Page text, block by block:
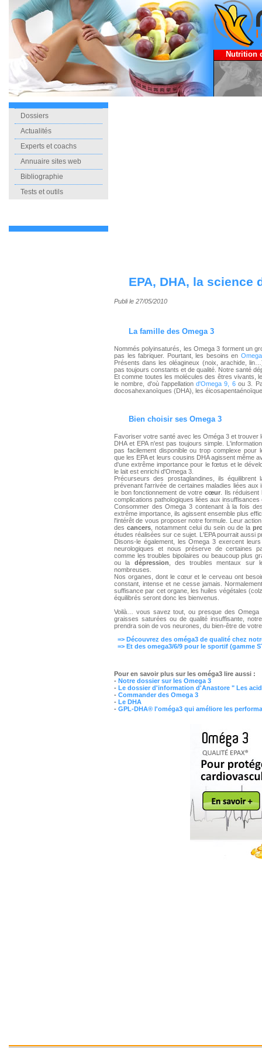
Nutrition
Dossiers
Actualités
Experts et coachs
Annuaire sites web
Bibliographie
Tests et outils
EPA, DHA, la science
Publi le 27/05/2010
La famille des Omega 3
Nommés polyinsaturés, les Omega 3 forment un
pas les fabriquer. Pourtant, les besoins en
Présents dans les oléagineux (noix, arachide,
pas toujours constants et de qualité. Notre santé
Et comme toutes les molécules des êtres vivants,
le nombre, d'où l'appellationd'Omega 9, 6ou 3.
docosahexanoïques (DHA), les
Bien choisir ses Omega 3
Favoriser votre santé avec les Oméga 3 et trouver
DHA et EPA n'est pas toujours simple.
pas facilement disponible ou trop complexe pour
que les EPA et leurs cousins DHA agissent même
d'une extrême importance pour le fœtus et le
le lait est enrichi d'Omega 3.
Précurseurs des prostaglandines, ils équilibrent
prévenant l'arrivée de certaines maladies liées aux
le bon fonctionnement de votre cœur. Ils réduisent
complications pathologiques liées aux insuffisances
Consommer des Omega 3 contenant à la fois
extrême importance, ils agissent ensemble plus
l'intérêt de vous proposer notre formule. Leur
des cancers, notamment celui du sein ou de la
études réalisées sur ce sujet. L'EPA pourrait aussi
Disons-le également, les Omega 3 exercent
neurologiques et nous préserve de certaines
comme les troubles bipolaires ou beaucoup plus
ou la dépression , des troubles mentaux sur
nombreuses.
Nos organes, dont le cœur et le cerveau ont
constant, intense et ne cesse jamais.
suffisance par cet organe, les huiles végétales
équilibrés seront donc les bienvenus.
Voilà… vous savez tout, ou presque des
graisses saturées ou de qualité insuffisante,
prendra soin de vos neurones, du bien-être de
=> Découvrez des oméga3 de qualité chez
=> Et des omega3/6/9 pour le sportif (gamme
Pour en savoir plus sur les oméga3 lire aussi :
- Notre dossier sur les Omega 3
- Le dossier d'information d'Anastore " Les
- Commander des Omega 3
- Le DHA
- GPL-DHA® l'oméga3 qui améliore les